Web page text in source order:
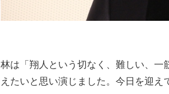
林は「翔人という切なく、難しい、
えたいと思い演じました。今日を迎え